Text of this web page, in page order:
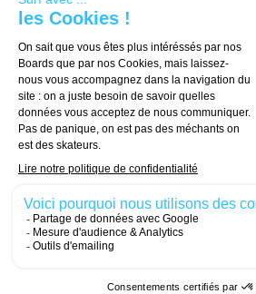
Guide
Choisir sa board
Choisir ses roues